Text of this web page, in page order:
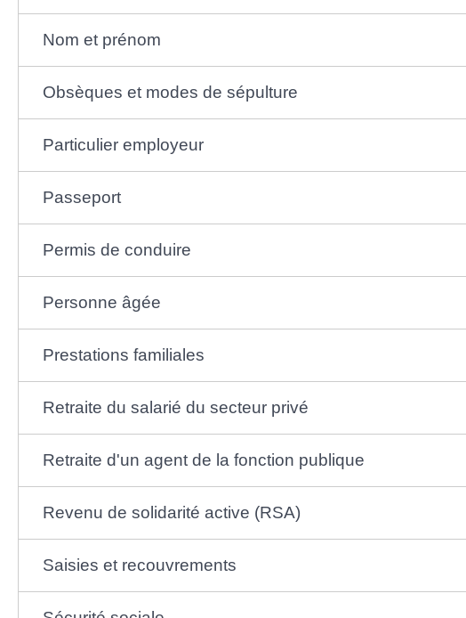
Nom et prénom
Obsèques et modes de sépulture
Particulier employeur
Passeport
Permis de conduire
Personne âgée
Prestations familiales
Retraite du salarié du secteur privé
Retraite d'un agent de la fonction publique
Revenu de solidarité active (RSA)
Saisies et recouvrements